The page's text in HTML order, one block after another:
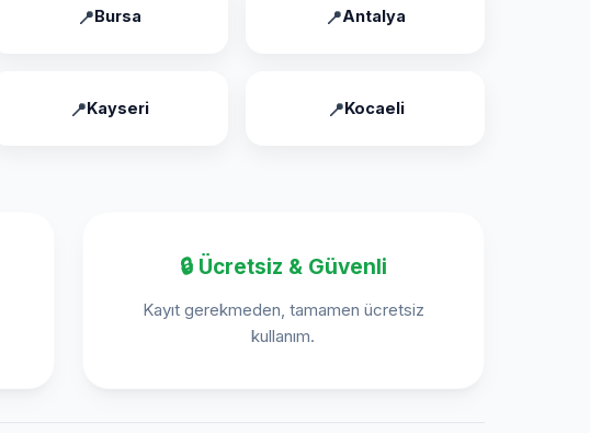
Bursa Antalya
Kayseri Kocaeli
🔒 Ücretsiz & Güvenli
Kayıt gerekmeden, tamamen ücretsiz
kullanım.